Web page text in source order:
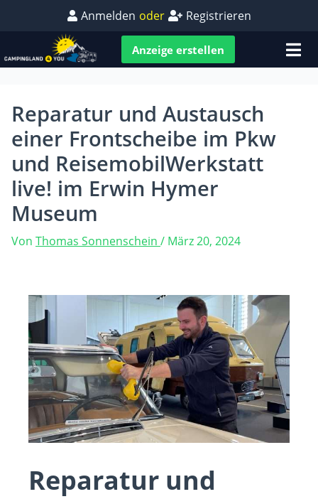
Anmelden oder Registrieren
Anzeige erstellen
Reparatur und Austausch
einer Frontscheibe im Pkw
und ReisemobilWerkstatt
live! im Erwin Hymer
Museum
Von Thomas Sonnenschein / März 20, 2024
Reparatur und